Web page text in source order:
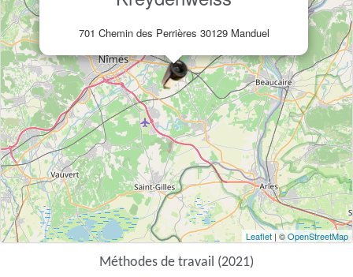
701 Chemin des Perrières 30129 Manduel
Leaflet | ©OpenStreetMap
Méthodes de travail (2021)